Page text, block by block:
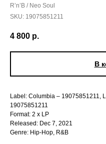
R’n’B / Neo Soul
SKU: 19075851211
4 800 р.
В
Label: Columbia – 19075851211,
19075851211
Format: 2 x LP
Released: Dec 7, 2021
Genre: Hip-Hop, R&B